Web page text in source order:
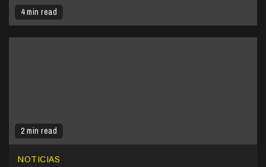
4 min read
2 min read
NOTICIAS